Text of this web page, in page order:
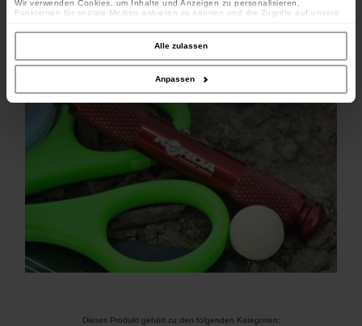
Wir verwenden Cookies, um Inhalte und Anzeigen zu personalisieren,
Funktionen für soziale Medien anbieten zu können und die Zugriffe auf unsere
unserer Website an unsere Partner für soziale Medien, Werbung und Analysen
weiter. Unsere Partner führen diese Informationen möglicherweise mit weiteren
Daten zusammen, die Sie ihnen bereitgestellt haben oder die sie im Rahmen
Ihrer Nutzung der Dienste gesammelt haben.
Alle zulassen
Anpassen
Dieses Produkt gehört zu den folgenden Kategorien: